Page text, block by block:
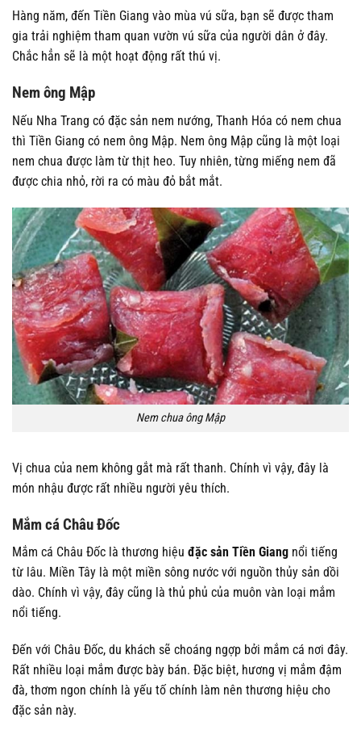
Hàng năm, đến Tiền Giang vào mùa vú sữa, bạn sẽ được tham
gia trải nghiệm tham quan vườn vú sữa của người dân ở đây.
Chắc hẳn sẽ là một hoạt động rất thú vị.
Nem ông Mập
Nếu Nha Trang có đặc sản nem nướng, Thanh Hóa có nem chua
thì Tiền Giang có nem ông Mập. Nem ông Mập cũng là một loại
nem chua được làm từ thịt heo. Tuy nhiên, từng miếng nem đã
được chia nhỏ, rời ra có màu đỏ bắt mắt.
Nem chua ông Mập
Vị chua của nem không gắt mà rất thanh. Chính vì vậy, đây là
món nhậu được rất nhiều người yêu thích.
Mắm cá Châu Đốc
Mắm cá Châu Đốc là thương hiệu đặc sản Tiền Giang nổi tiếng
từ lâu. Miền Tây là một miền sông nước với nguồn thủy sản dồi
dào. Chính vì vậy, đây cũng là thủ phủ của muôn vàn loại mắm
nổi tiếng.
Đến với Châu Đốc, du khách sẽ choáng ngợp bởi mắm cá nơi đây.
Rất nhiều loại mắm được bày bán. Đặc biệt, hương vị mắm đậm
đà, thơm ngon chính là yếu tố chính làm nên thương hiệu cho
đặc sản này.